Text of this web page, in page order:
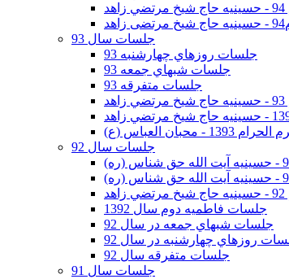
جلسات سال 93
جلسات روزهاي چهارشنبه 93
جلسات شبهاي جمعه 93
جلسات متفرقه 93
العباس (ع)
جلسات سال 92
جلسات فاطميه دوم سال 1392
جلسات شبهاي جمعه در سال 92
روزهاي چهارشنبه در سال 92
جلسات متفرقه سال 92
جلسات سال 91